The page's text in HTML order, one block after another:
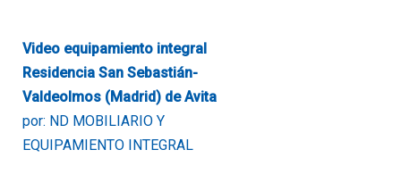
Video equipamiento integral
Residencia San Sebastián-
Valdeolmos (Madrid) de Avita
por: ND MOBILIARIO Y
EQUIPAMIENTO INTEGRAL